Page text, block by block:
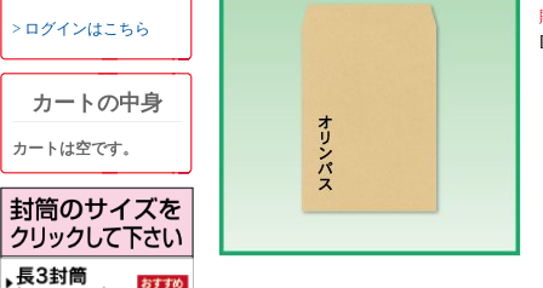
ログインはこちら
カートの中身
カートは空です。